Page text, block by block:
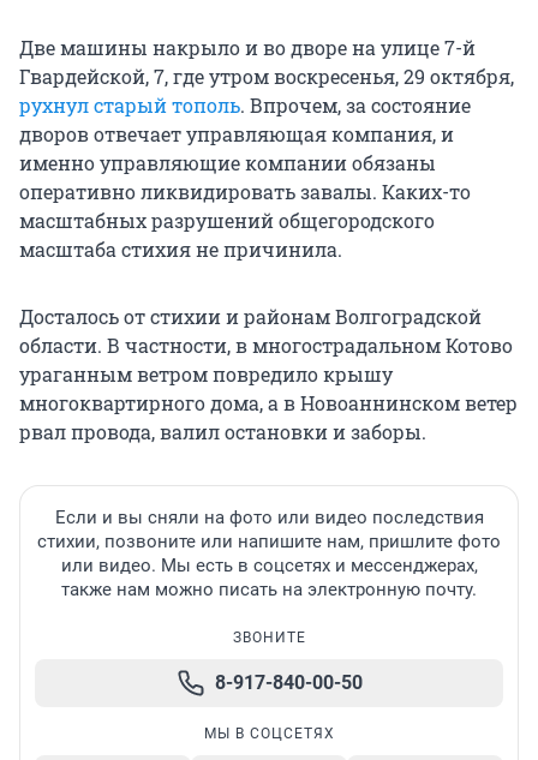
Две машины накрыло и во дворе на улице 7-й
Гвардейской, 7, где утром воскресенья, 29 октября,
рухнул старый тополь. Впрочем, за состояние
дворов отвечает управляющая компания, и
именно управляющие компании обязаны
оперативно ликвидировать завалы. Каких-то
масштабных разрушений общегородского
масштаба стихия не причинила.
Досталось от стихии и районам Волгоградской
области. В частности, в многострадальном Котово
ураганным ветром повредило крышу
многоквартирного дома, а в Новоаннинском ветер
рвал провода, валил остановки и заборы.
Если и вы сняли на фото или видео последствия
стихии, позвоните или напишите нам, пришлите фото
или видео. Мы есть в соцсетях и мессенджерах,
также нам можно писать на электронную почту.
ЗВОНИТЕ
8-917-840-00-50
МЫ В СОЦСЕТЯХ